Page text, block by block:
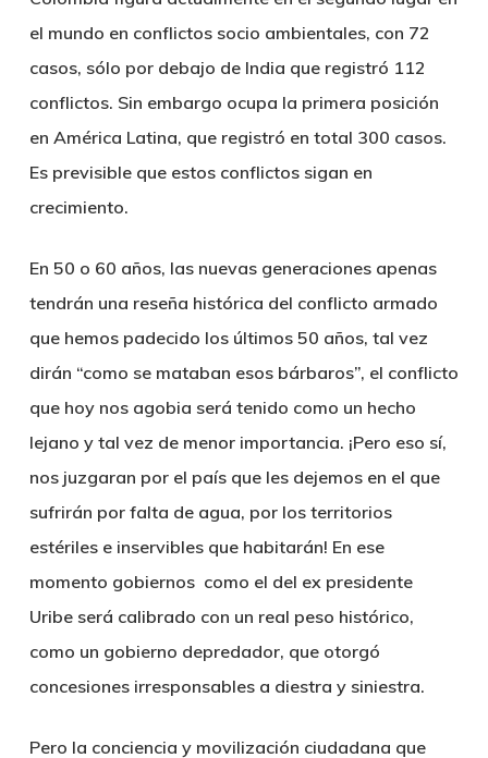
el mundo en conflictos socio ambientales, con 72
casos, sólo por debajo de India que registró 112
conflictos. Sin embargo ocupa la primera posición
en América Latina, que registró en total 300 casos.
Es previsible que estos conflictos sigan en
crecimiento.
En 50 o 60 años, las nuevas generaciones apenas
tendrán una reseña histórica del conflicto armado
que hemos padecido los últimos 50 años, tal vez
dirán “como se mataban esos bárbaros”, el conflicto
que hoy nos agobia será tenido como un hecho
lejano y tal vez de menor importancia. ¡Pero eso sí,
nos juzgaran por el país que les dejemos en el que
sufrirán por falta de agua, por los territorios
estériles e inservibles que habitarán! En ese
momento gobiernos como el del ex presidente
Uribe será calibrado con un real peso histórico,
como un gobierno depredador, que otorgó
concesiones irresponsables a diestra y siniestra.
Pero la conciencia y movilización ciudadana que